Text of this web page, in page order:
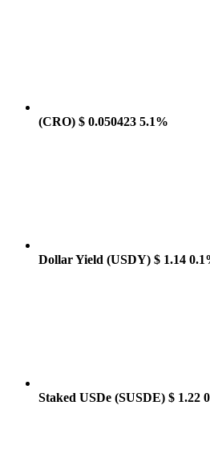
(CRO) $ 0.050423 5.1%
Dollar Yield (USDY) $ 1.14
Staked USDe (SUSDE) $ 1.22